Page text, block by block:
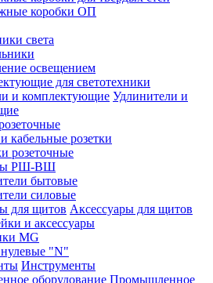
коробки ОП
света
освещением
для светотехники
Удлинители и
кабельные розетки
розеточные
РШ-ВШ
бытовые
силовые
Аксессуары для щитов
и аксессуары
MG
"N"
Инструменты
Промышленное